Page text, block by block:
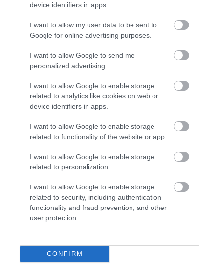
device identifiers in apps.
I want to allow my user data to be sent to
Google for online advertising purposes.
I want to allow Google to send me
personalized advertising.
I want to allow Google to enable storage
related to analytics like cookies on web or
device identifiers in apps.
I want to allow Google to enable storage
related to functionality of the website or app.
I want to allow Google to enable storage
related to personalization.
I want to allow Google to enable storage
related to security, including authentication
functionality and fraud prevention, and other
user protection.
CONFIRM
Ελαστικά & Καλοκαίρι: Πώς να ελέγξετε τα λάστιχα